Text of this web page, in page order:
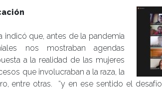
indicó que, antes de la pandemia
nos mostraban agendas
a la realidad de las mujeres
que involucraban a la raza, la
entre otras. “y en ese sentido el